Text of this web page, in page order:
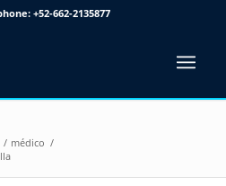
+52-662-2135877
/ médico /